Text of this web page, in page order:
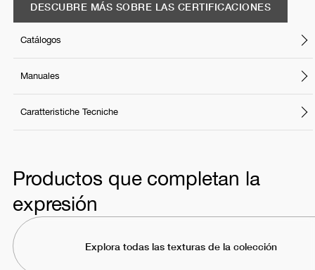
DESCUBRE MÁS SOBRE LAS CERTIFICACIONES
Catálogos
Manuales
Caratteristiche Tecniche
Productos que completan la
expresión
Explora todas las texturas de la colección